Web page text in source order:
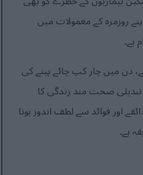
روزمرہ کے معمولات میں
ہے۔
دن میں چار کپ چائے پینے کی
صحت مند زندگی کا
اور فوائد سے لطف اندوز ہونا
ہے۔